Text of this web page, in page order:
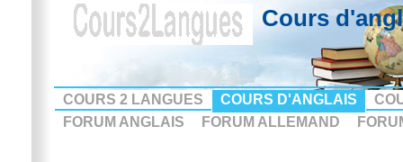
Cours
COURS 2 LANGUES COURS D'ANGLAIS
FORUM ANGLAIS
FORUM ALLEMAND